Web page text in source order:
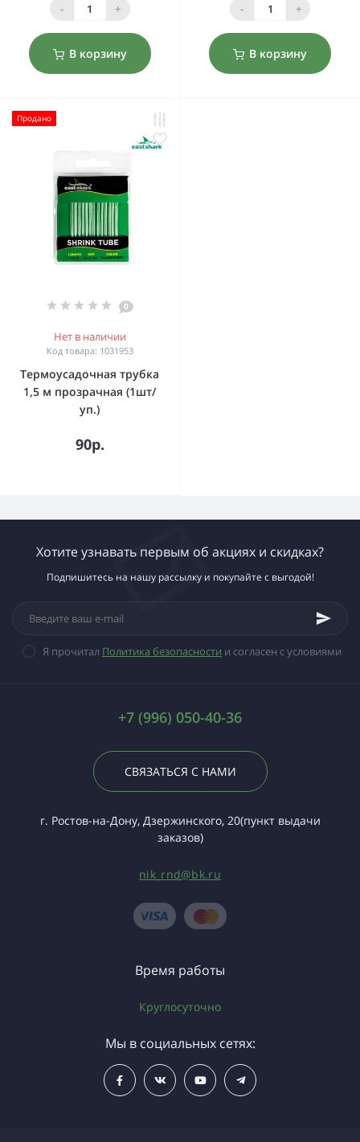
- +
В корзину
- +
В корзину
Продано
0
Нет в наличии
Код товара: 1031953
Термоусадочная трубка
1,5 м прозрачная (1шт/
уп.)
90р.
Хотите узнавать первым об акциях и скидках?
Подпишитесь на нашу рассылку и покупайте с выгодой!
Я прочитал Политика безопасности и согласен с условиями
+7 (996) 050-40-36
СВЯЗАТЬСЯ С НАМИ
г. Ростов-на-Дону, Дзержинского, 20(пункт выдачи
заказов)
nik_rnd@bk.ru
Время работы
Круглосуточно
Мы в социальных сетях: